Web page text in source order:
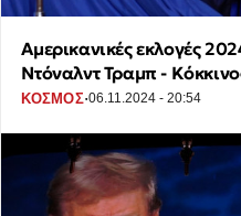
Αμερικανικές εκλογές
Ντόναλντ Τραμπ -
ΚΟΣΜΟΣ·06.11.2024 - 20:54